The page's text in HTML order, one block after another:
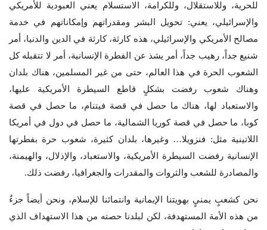
للحرية، وللاستقلال، وللكرامة، الاستسلام يعني العبودية للأمريكي
والإسرائيلي، يعني: تحويل البشر ومقدراتهم وإمكاناتهم في خدمة
مصالح الأمريكي والإسرائيلي، هذه كارثة، كارثة في الدين والدنيا، أمر
شنيع جداً، رهيب جداً، أمر يشذ عن الفطرة الإنسانية، أمر لا تتقبله كل
الشعوب الحرة في هذا العالم، حتى من غير المسلمين، هناك بلدان
وهناك شعوب رفضت بشكلٍ قاطع السيطرة الأمريكية عليها،
والاستعباد لها، هناك ما حصل في قصة فيتنام، ما حصل في قصة
كوبا، ما حصل في قصة كوريا الشمالية، ما حصل في دول في أمريكا
اللاتينية مثل: فنزويلا… وغيرها، بلدان كثيرة، شعوب حرة بفطرتها
الإنسانية رفضت السيطرة الأمريكية، والاستعباد، والإذلال، والهيمنة،
والمصادرة للشعب والثروات والمقدرات والجغرافيا، رفضت ذلك.
نحن كشعبٍ يمنيٍ بهويتنا الإيمانية وانتمائنا للإسلام، ونحن أيضاً جزءٌ
من هذه الأمة المستهدفة، لكن لبلدنا حصته من هذا الاستهداف الذي